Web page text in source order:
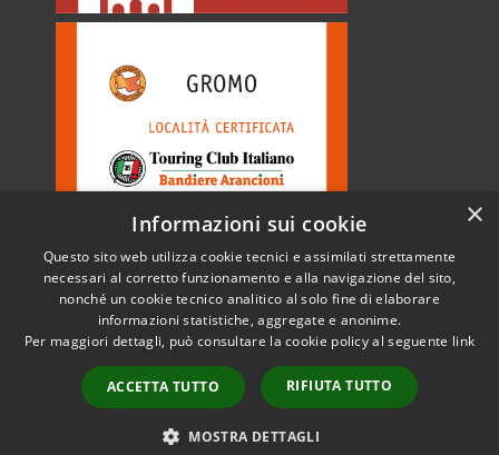
Accessibilità
Copyright © 2026 • Comune di
Gromo • Powered by
Municipium•
Accesso
redazione
×
Informazioni sui cookie
Questo sito web utilizza cookie tecnici e assimilati strettamente
necessari al corretto funzionamento e alla navigazione del sito,
nonché un cookie tecnico analitico al solo fine di elaborare
informazioni statistiche, aggregate e anonime.
Per maggiori dettagli, può consultare la cookie policy al seguente link
ACCETTA TUTTO RIFIUTA TUTTO
MOSTRA DETTAGLI